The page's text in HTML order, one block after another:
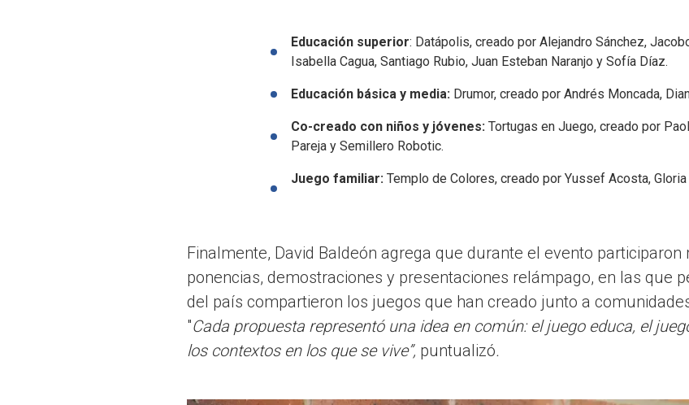
Educación superior: Datápolis, creado por Alejandro Sánchez,
Isabella Cagua, Santiago Rubio, Juan Esteban Naranjo y Sofía Díaz.
Educación básica y media: Drumor, creado por Andrés Moncada,
Co-creado con niños y jóvenes: Tortugas en Juego, creado por
Pareja y Semillero Robotic.
Juego familiar: Templo de Colores, creado por Yussef Acosta,
Finalmente, David Baldeón agrega que durante el evento
ponencias, demostraciones y presentaciones relámpago, en las que
del país compartieron los juegos que han creado junto a
"Cada propuesta representó una idea en común: el juego educa, el
los contextos en los que se vive”, puntualizó.